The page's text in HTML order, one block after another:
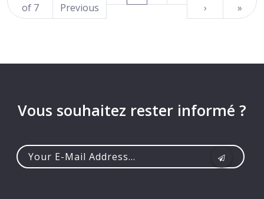
of 7
Previous
›
»
Vous souhaitez rester informé ?